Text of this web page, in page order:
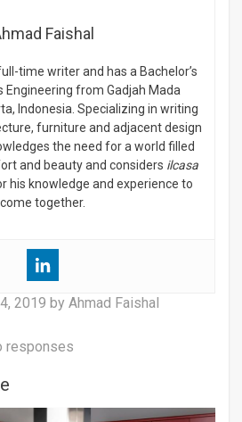
Faishal
time writer and has a Bachelor’s
Engineering from Gadjah Mada
Indonesia. Specializing in writing
furniture and adjacent design
the need for a world filled
and beauty and considers ilcasa
his knowledge and experience to
come together.
2019 by Ahmad Faishal
responses